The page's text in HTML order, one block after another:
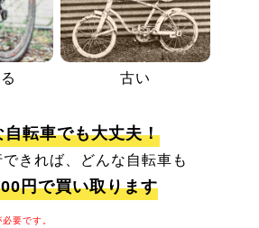
古い
自転車でも大丈夫！
きれば、どんな自転車も
円で買い取ります
要です。